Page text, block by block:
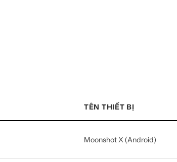
TÊN THIẾT BỊ
Moonshot X (Android)